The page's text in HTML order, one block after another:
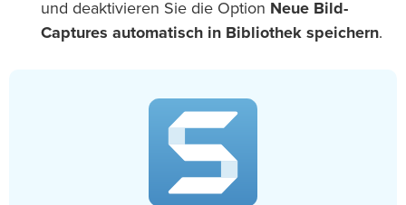
und deaktivieren Sie die Option Neue Bild-
Captures automatisch in Bibliothek speichern.